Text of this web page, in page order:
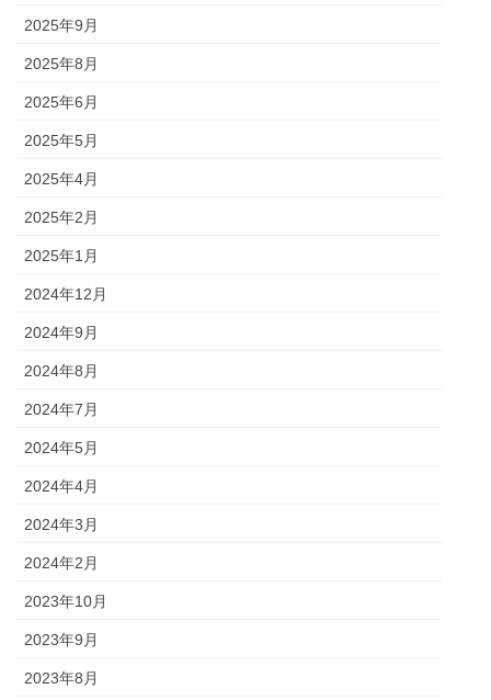
2025年9月
2025年8月
2025年6月
2025年5月
2025年4月
2025年2月
2025年1月
2024年12月
2024年9月
2024年8月
2024年7月
2024年5月
2024年4月
2024年3月
2024年2月
2023年10月
2023年9月
2023年8月